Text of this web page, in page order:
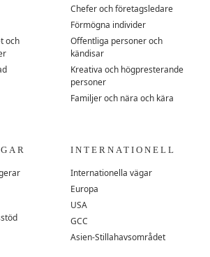
och
Chefer och företagsledare
Förmögna individer
Offentliga personer och
kändisar
Kreativa och högpresterande
personer
Familjer och nära och kära
INTERNATIONELL
Internationella vägar
Europa
USA
GCC
Asien-Stillahavsområdet